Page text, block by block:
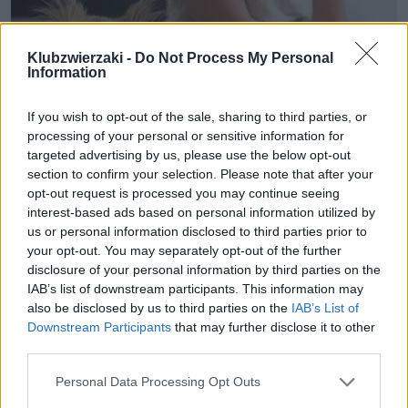
Klubzwierzaki - Do Not Process My Personal
Information
If you wish to opt-out of the sale, sharing to third parties, or
processing of your personal or sensitive information for
targeted advertising by us, please use the below opt-out
section to confirm your selection. Please note that after your
opt-out request is processed you may continue seeing
interest-based ads based on personal information utilized by
us or personal information disclosed to third parties prior to
your opt-out. You may separately opt-out of the further
disclosure of your personal information by third parties on the
IAB’s list of downstream participants. This information may
also be disclosed by us to third parties on the IAB’s List of
Downstream Participants that may further disclose it to other
Personal Data Processing Opt Outs
Psy i koty w szpitalach – taki projekt
ma trafić do Sejmu. Czy to dobry
pomysł?
Czy zwierzęta domowe takie jak psy i koty będą
mogły wkrótce odwiedzać niektórych pacjentów w
szpitalach? Taką możliwość przewiduje projekt
ustawy, który zapowiedziała grupa
chorych osób z pupilami to właściwy krok w stronę